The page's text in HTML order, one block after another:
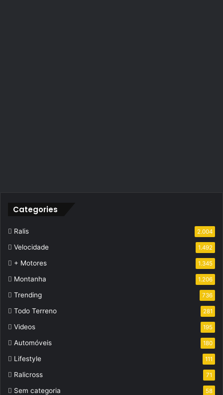
Categories
Ralis 2.004
Velocidade 1.492
+ Motores 1.345
Montanha 1.206
Trending 736
Todo Terreno 281
Videos 195
Automóveis 180
Lifestyle 111
Ralicross 71
Sem categoria 58